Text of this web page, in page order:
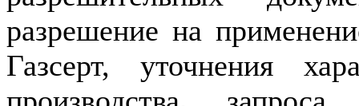
разрешение на
Газсерт, уточнения